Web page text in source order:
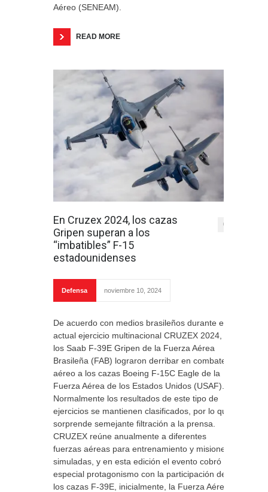
Aéreo (SENEAM).
READ MORE
En Cruzex 2024, los cazas
Gripen superan a los
“imbatibles” F-15
estadounidenses
0
Defensa noviembre 10, 2024
De acuerdo con medios brasileños durante el
actual ejercicio multinacional CRUZEX 2024,
los Saab F-39E Gripen de la Fuerza Aérea
Brasileña (FAB) lograron derribar en combate
aéreo a los cazas Boeing F-15C Eagle de la
Fuerza Aérea de los Estados Unidos (USAF).
Normalmente los resultados de este tipo de
ejercicios se mantienen clasificados, por lo que
sorprende semejante filtración a la prensa.
CRUZEX reúne anualmente a diferentes
fuerzas aéreas para entrenamiento y misiones
simuladas, y en esta edición el evento cobró
especial protagonismo con la participación de
los cazas F-39E, inicialmente, la Fuerza Aérea